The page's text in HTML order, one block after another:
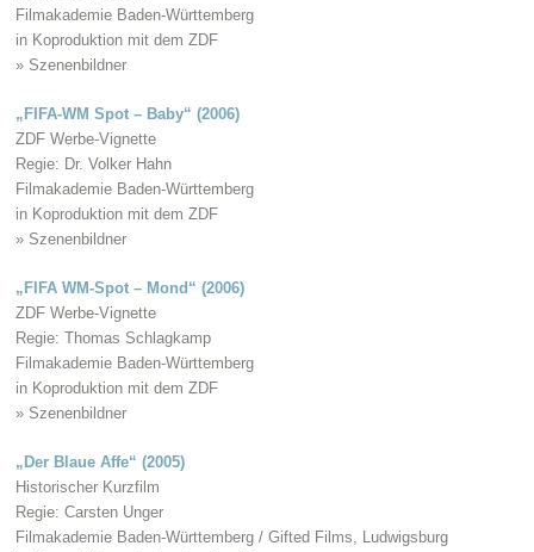
Filmakademie Baden-Württemberg
in Koproduktion mit dem ZDF
» Szenenbildner
„FIFA-WM Spot – Baby“ (2006)
ZDF Werbe-Vignette
Regie: Dr. Volker Hahn
Filmakademie Baden-Württemberg
in Koproduktion mit dem ZDF
» Szenenbildner
„FIFA WM-Spot – Mond“ (2006)
ZDF Werbe-Vignette
Regie: Thomas Schlagkamp
Filmakademie Baden-Württemberg
in Koproduktion mit dem ZDF
» Szenenbildner
„Der Blaue Affe“ (2005)
Historischer Kurzfilm
Regie: Carsten Unger
Filmakademie Baden-Württemberg / Gifted Films, Ludwigsburg